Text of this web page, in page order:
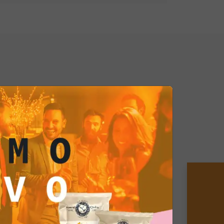
desidera portare la cucina
in casa propria. Con la loro base
ti permettono di creare
stupiranno i tuoi ospiti e
speciale.Prendi una fetta,
preferiti e goditi
che conquisterà il palato e il